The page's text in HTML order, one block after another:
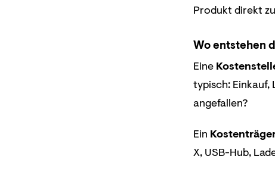
Produkt direkt
Wo entstehen
Eine
typisch:
angefallen?
Ein
X, USB-Hub,